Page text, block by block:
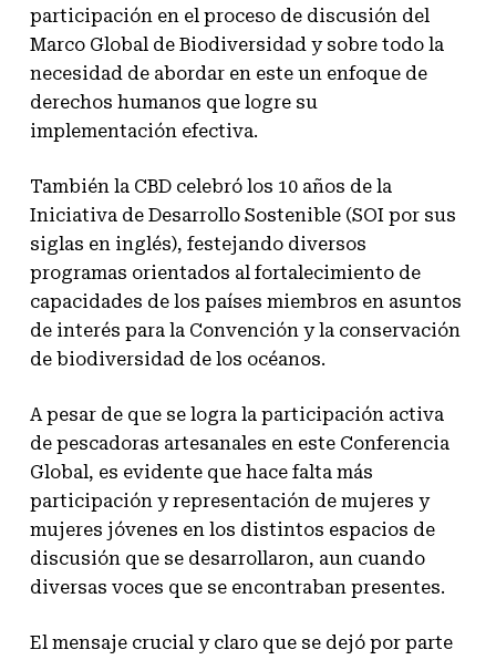
participación en el proceso de discusión del
Marco Global de Biodiversidad y sobre todo la
necesidad de abordar en este un enfoque de
derechos humanos que logre su
implementación efectiva.
También la CBD celebró los 10 años de la
Iniciativa de Desarrollo Sostenible (SOI por sus
siglas en inglés), festejando diversos
programas orientados al fortalecimiento de
capacidades de los países miembros en asuntos
de interés para la Convención y la conservación
de biodiversidad de los océanos.
A pesar de que se logra la participación activa
de pescadoras artesanales en este Conferencia
Global, es evidente que hace falta más
participación y representación de mujeres y
mujeres jóvenes en los distintos espacios de
discusión que se desarrollaron, aun cuando
diversas voces que se encontraban presentes.
El mensaje crucial y claro que se dejó por parte